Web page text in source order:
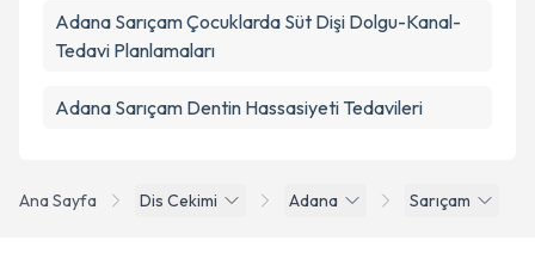
Ana Sayfa Dis Cekimi Adana Sarıçam
Adana Sarıçam Çocuklarda Süt Dişi Dolgu-Kanal-
Tedavi Planlamaları
Adana Sarıçam Dentin Hassasiyeti Tedavileri